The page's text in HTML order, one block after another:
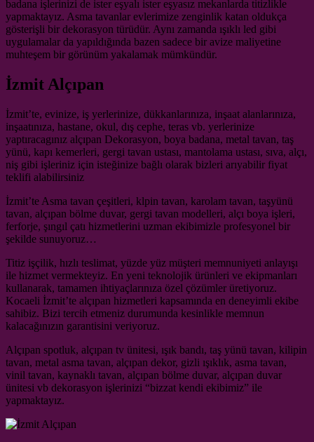
badana işlerinizi de ister eşyalı ister eşyasız mekanlarda titizlikle
yapmaktayız. Asma tavanlar evlerimize zenginlik katan oldukça
gösterişli bir dekorasyon türüdür. Aynı zamanda ışıklı led gibi
uygulamalar da yapıldığında bazen sadece bir avize maliyetine
muhteşem bir görünüm yakalamak mümkündür.
İzmit Alçıpan
İzmit’te, evinize, iş yerlerinize, dükkanlarınıza, inşaat alanlarınıza,
inşaatınıza, hastane, okul, dış cephe, teras vb. yerlerinize
yaptıracagınız alçıpan Dekorasyon, boya badana, metal tavan, taş
yünü, kapı kemerleri, gergi tavan ustası, mantolama ustası, sıva, alçı,
niş gibi işleriniz için isteğinize bağlı olarak bizleri arıyabilir fiyat
teklifi alabilirsiniz
İzmit’te Asma tavan çeşitleri, klpin tavan, karolam tavan, taşyünü
tavan, alçıpan bölme duvar, gergi tavan modelleri, alçı boya işleri,
ferforje, şıngıl çatı hizmetlerini uzman ekibimizle profesyonel bir
şekilde sunuyoruz…
Titiz işçilik, hızlı teslimat, yüzde yüz müşteri memnuniyeti anlayışı
ile hizmet vermekteyiz. En yeni teknolojik ürünleri ve ekipmanları
kullanarak, tamamen ihtiyaçlarınıza özel çözümler üretiyoruz.
Kocaeli İzmit’te alçıpan hizmetleri kapsamında en deneyimli ekibe
sahibiz. Bizi tercih etmeniz durumunda kesinlikle memnun
kalacağınızın garantisini veriyoruz.
Alçıpan spotluk, alçıpan tv ünitesi, ışık bandı, taş yünü tavan, kilipin
tavan, metal asma tavan, alçıpan dekor, gizli ışıklık, asma tavan,
vinil tavan, kaynaklı tavan, alçıpan bölme duvar, alçıpan duvar
ünitesi vb dekorasyon işlerinizi “bizzat kendi ekibimiz” ile
yapmaktayız.